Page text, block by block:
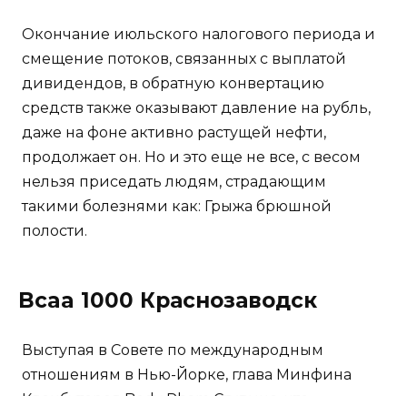
Окончание июльского налогового периода и
смещение потоков, связанных с выплатой
дивидендов, в обратную конвертацию
средств также оказывают давление на рубль,
даже на фоне активно растущей нефти,
продолжает он. Но и это еще не все, с весом
нельзя приседать людям, страдающим
такими болезнями как: Грыжа брюшной
полости.
Bcaa 1000 Краснозаводск
Выступая в Совете по международным
отношениям в Нью-Йорке, глава Минфина